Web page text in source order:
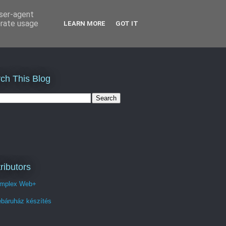
This Blog
Web+
készítés
agent
usage
LEARN MORE GOT IT